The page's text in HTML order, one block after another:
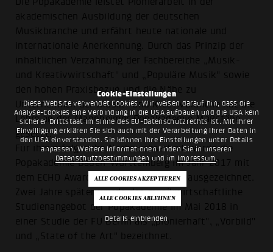
Cookie-Einstellungen
Diese Website verwendet Cookies. Wir weisen darauf hin, dass die
Analyse-Cookies eine Verbindung in die USA aufbauen und die USA kein
sicherer Drittstaat im Sinne des EU-Datenschutzrechts ist. Mit Ihrer
Einwilligung erklären Sie sich auch mit der Verarbeitung Ihrer Daten in
den USA einverstanden. Sie können Ihre Einstellungen unter Details
anpassen. Weitere Informationen finden Sie in unseren
Datenschutzbestimmungen und im Impressum .
Details einblenden
akademischen Ausbildung der deutschen
Musikbranche und erfährt heute nationale und
internationale Anerkennung. Durch das Prinzip der
inhaltlichen Verzahnung der Fachbereiche „Musik-
und Kreativwirtschaft" und „Populäre Musik" sowie
den hohen Praxisbezug und die Nähe zu
Unternehmen der Musik- und Kreativbranche hat die
Lehre an der Mannheimer Popakademie Maßstäbe
gesetzt.
Für ihre erfolgreiche Nachwuchsarbeit wurde die
Popakademie Baden-Württemberg im Jahr 2017 mit
dem ECHO Award und dem LEA Award ausgezeichnet.
Zwei Jahre später wurde das musikwirtschaftliche
Studienangebot der Popakademie im Mai 2018 in
einer Studie der FU Berlin als „pionierhaft", „Vorbild"
und „State of the Art" bezeichnet.